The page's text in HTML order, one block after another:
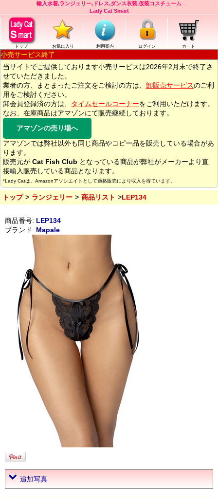
輸入水着,ランジェリー,ドレス,ダンス衣装,仮装コスチューム
Lady Cat Smart
トップ お気に入り 利用案内 ログイン カート
小売サービス終了
当サイトでご提供しております小売サービスは2026年2月末で終了さ
せていただきました。
業者の方、まとまったご注文をご検討の方は、 卸販売サービスのご利
用をご検討ください。
卸会員登録済の方は、
タイムセールコーナーをご利用いただけます。
なお、在庫商品はアマゾンにて販売継続しております。
アマゾンの売り場へ
アマゾンでは弊社以外も同じ商品やコピー品を販売している場合があ
ります。
販売元が Cat Fish Club となっている商品が弊社がメーカーより直
接輸入販売している商品となります。
*Lady Catは、Amazonアソシエイトとして適格販売により収入を得ています。
トップ ランジェリー 商品リスト LEP134
商品番号: LEP134
ブランド: Mapale
追加写真